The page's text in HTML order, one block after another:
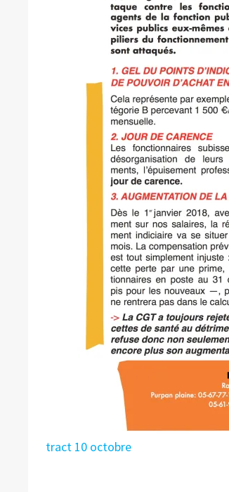
tract 10 octobre